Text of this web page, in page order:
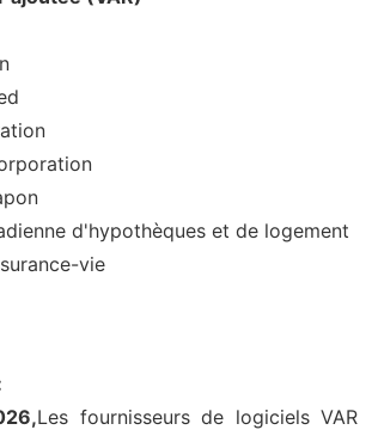
d'hypothèques et de logement
vie
Les fournisseurs de logiciels VAR